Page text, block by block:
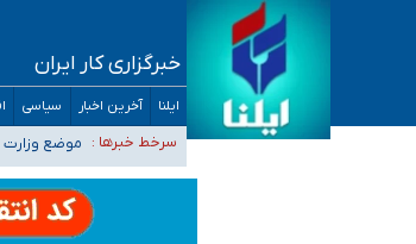
خبرگزاری کار ایران
ایلنا آخرین اخبار سیاسی
سرخط خبرها :
موضع وزارت بهداشت درباره
تعویق
خبرنگاران راویان حقیقت
آخرین وضعیت شیوع